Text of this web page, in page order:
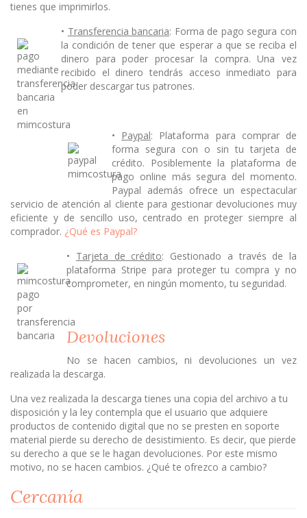
tienes que imprimirlos.
• Transferencia bancaria: Forma de pago segura con
la condición de tener que esperar a que se reciba el
dinero para poder procesar la compra. Una vez
recibido el dinero tendrás acceso inmediato para
poder descargar tus patrones.
• Paypal: Plataforma para comprar de
forma segura con o sin tu tarjeta de
crédito. Posiblemente la plataforma de
pago online más segura del momento.
Paypal además ofrece un espectacular
servicio de atención al cliente para gestionar devoluciones muy
eficiente y de sencillo uso, centrado en proteger siempre al
comprador. ¿Qué es Paypal?
• Tarjeta de crédito: Gestionado a través de la
plataforma Stripe para proteger tu compra y no
comprometer, en ningún momento, tu seguridad.
Devoluciones
No se hacen cambios, ni devoluciones un vez
realizada la descarga.
Una vez realizada la descarga tienes una copia del archivo a tu
disposición y la ley contempla que el usuario que adquiere
productos de contenido digital que no se presten en soporte
material pierde su derecho de desistimiento. Es decir, que pierde
su derecho a que se le hagan devoluciones. Por este mismo
motivo, no se hacen cambios. ¿Qué te ofrezco a cambio?
Cercanía